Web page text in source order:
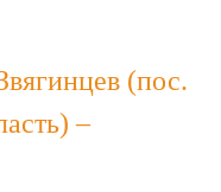
(пос.
–